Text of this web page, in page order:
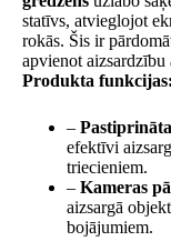
statīvs, atvieglojot
rokās. Šis ir
apvienot
Produkta funkcijas:
–
efektīvi
triecieniem.
– Kameras
aizsargā
bojājumiem.